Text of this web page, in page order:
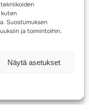
Suostumuksen
ja toimintoihin.
Näytä asetukset